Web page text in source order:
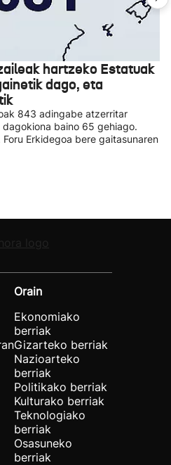
hartzeko Estatuak
dago, eta
843 adingabe atzerritar
baino 65 gehiago.
Erkidegoa bere gaitasunaren
Orain
Ekonomiako
berriak
Gizarteko berriak
Nazioarteko
berriak
Politikako berriak
Kulturako berriak
Teknologiako
berriak
Osasuneko
berriak